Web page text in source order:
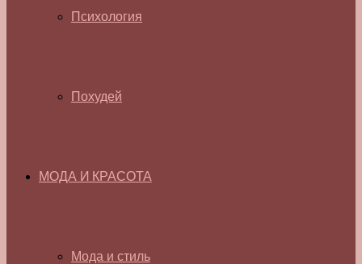
Психология
Похудей
МОДА И КРАСОТА
Мода и стиль